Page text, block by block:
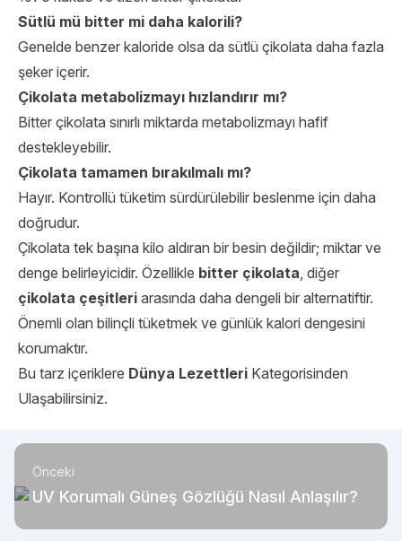
Sütlü mü bitter mi daha kalorili?
Genelde benzer kaloride olsa da sütlü çikolata daha fazla
şeker içerir.
Çikolata metabolizmayı hızlandırır mı?
Bitter çikolata sınırlı miktarda metabolizmayı hafif
destekleyebilir.
Çikolata tamamen bırakılmalı mı?
Hayır. Kontrollü tüketim sürdürülebilir beslenme için daha
doğrudur.
Çikolata tek başına kilo aldıran bir besin değildir; miktar ve
denge belirleyicidir. Özellikle bitter çikolata, diğer
çikolata çeşitleri arasında daha dengeli bir alternatiftir.
Önemli olan bilinçli tüketmek ve günlük kalori dengesini
korumaktır.
Bu tarz içeriklere Dünya Lezettleri Kategorisinden
Ulaşabilirsiniz.
Önceki
UV Korumalı Güneş Gözlüğü Nasıl Anlaşılır?